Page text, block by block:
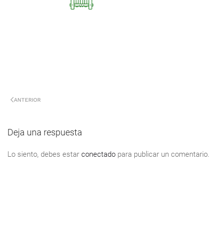
ANTERIOR
Deja una respuesta
Lo siento, debes estar conectado para publicar un comentario.